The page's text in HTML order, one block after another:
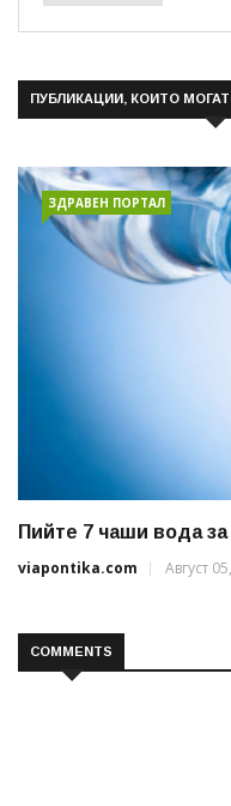
ПУБЛИКАЦИИ, КОИТО
ЗДРАВЕН ПОРТАЛ
Пийте 7 чаши вода за
viapontika.com
Август
COMMENTS